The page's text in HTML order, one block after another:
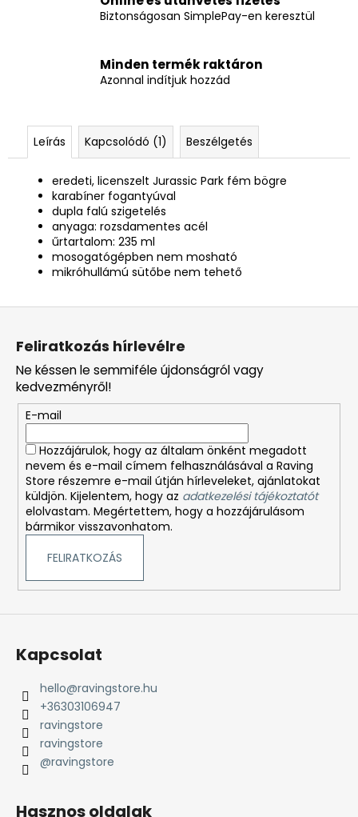
Biztonságosan SimplePay-en keresztül
Minden termék raktáron
Azonnal indítjuk hozzád
Leírás Kapcsolódó (1) Beszélgetés
eredeti, licenszelt Jurassic Park fém bögre
karabíner fogantyúval
dupla falú szigetelés
anyaga: rozsdamentes acél
űrtartalom: 235 ml
mosogatógépben nem mosható
mikróhullámú sütőbe nem tehető
Feliratkozás hírlevélre
Ne késsen le semmiféle újdonságról vagy
kedvezményről!
E-mail
Hozzájárulok, hogy az általam önként megadott
nevem és e-mail címem felhasználásával a Raving
Store részemre e-mail útján hírleveleket, ajánlatokat
küldjön. Kijelentem, hogy az adatkezelési tájékoztatót
elolvastam. Megértettem, hogy a hozzájárulásom
bármikor visszavonhatom.
FELIRATKOZÁS
Kapcsolat
hello@ravingstore.hu
+36303106947
ravingstore
ravingstore
@ravingstore
Hasznos oldalak